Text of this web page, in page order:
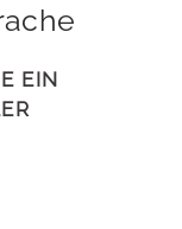
EIN